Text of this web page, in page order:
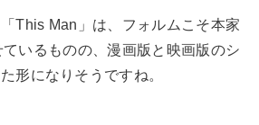
This Man」は、フォルムこそ本家
ているものの、漫画版と映画版のシ
形になりそうですね。